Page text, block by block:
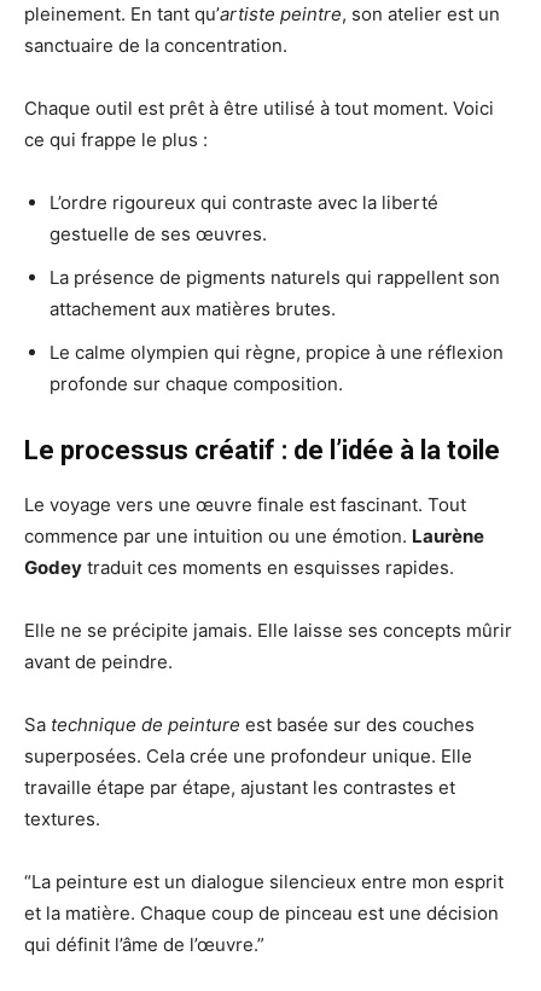
pleinement. En tant qu’artiste peintre, son atelier est un
sanctuaire de la concentration.
Chaque outil est prêt à être utilisé à tout moment. Voici
ce qui frappe le plus :
L’ordre rigoureux qui contraste avec la liberté
gestuelle de ses œuvres.
La présence de pigments naturels qui rappellent son
attachement aux matières brutes.
Le calme olympien qui règne, propice à une réflexion
profonde sur chaque composition.
Le processus créatif : de l’idée à la toile
Le voyage vers une œuvre finale est fascinant. Tout
commence par une intuition ou une émotion. Laurène
Godey traduit ces moments en esquisses rapides.
Elle ne se précipite jamais. Elle laisse ses concepts mûrir
avant de peindre.
Sa technique de peinture est basée sur des couches
superposées. Cela crée une profondeur unique. Elle
travaille étape par étape, ajustant les contrastes et
textures.
“La peinture est un dialogue silencieux entre mon esprit
et la matière. Chaque coup de pinceau est une décision
qui définit l’âme de l’œuvre.”